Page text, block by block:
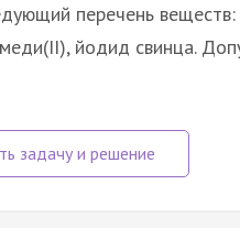
перечень
йодид свинца.